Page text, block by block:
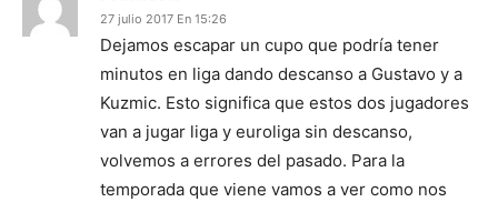
27 julio 2017 En 15:26
Dejamos escapar un cupo que podría tener
minutos en liga dando descanso a Gustavo y a
Kuzmic. Esto significa que estos dos jugadores
van a jugar liga y euroliga sin descanso,
volvemos a errores del pasado. Para la
temporada que viene vamos a ver como nos